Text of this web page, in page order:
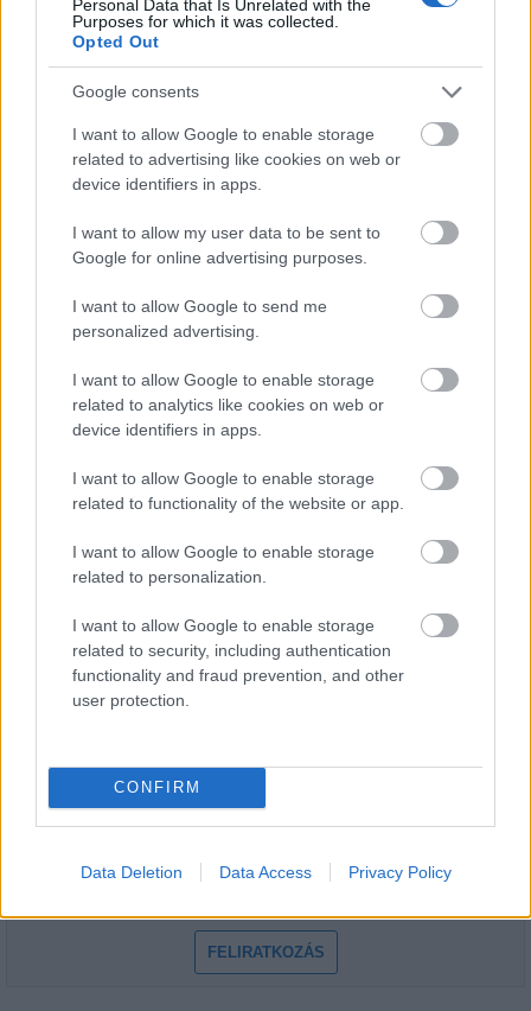
Personal Data that Is Unrelated with the
Purposes for which it was collected.
Opted Out
Google consents
I want to allow Google to enable storage
related to advertising like cookies on web or
device identifiers in apps.
I want to allow my user data to be sent to
Google for online advertising purposes.
I want to allow Google to send me
personalized advertising.
I want to allow Google to enable storage
related to analytics like cookies on web or
device identifiers in apps.
I want to allow Google to enable storage
related to functionality of the website or app.
I want to allow Google to enable storage
related to personalization.
I want to allow Google to enable storage
related to security, including authentication
functionality and fraud prevention, and other
user protection.
CONFIRM
Data Deletion Data Access Privacy Policy
középpontba.
mesél – megújul a tatai Angolkert
Bicske Kelet csomópont építése
Új gyalogosátkelők és jelzőlámpás
Másfélszeresére bővítik
Hódmezővásárhely jó hírű református
iskoláját
HÍRLEVÉL
E-mail cím
Feliratkozom a hírlevélre és elfogadom azadatvédelmi
FELIRATKOZÁS